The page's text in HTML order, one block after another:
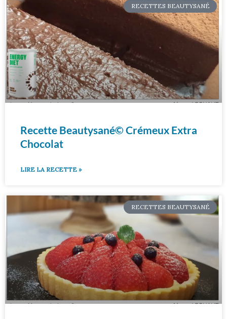
RECETTES BEAUTYSANÉ
Recette Beautysané© Crémeux Extra
Chocolat
LIRE LA RECETTE »
RECETTES BEAUTYSANÉ